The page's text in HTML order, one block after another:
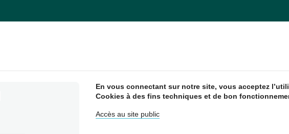
En vous connectant sur notre site, vous acceptez
Cookies à des fins techniques et de bon
Accès au site public